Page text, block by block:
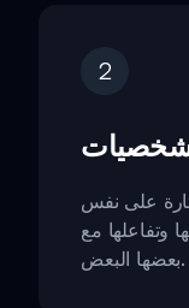
2
على نفس
وتفاعلها مع
بعضها البعض.